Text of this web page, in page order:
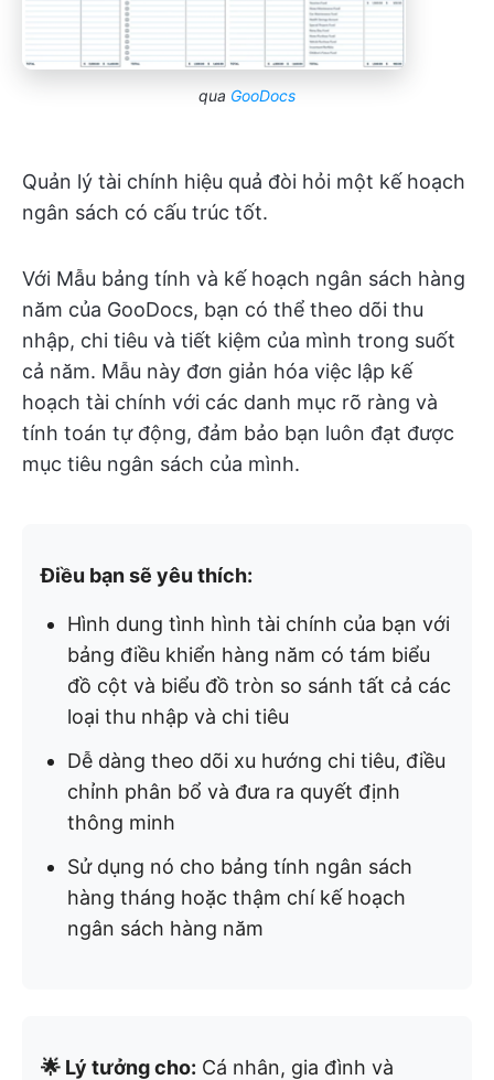
qua GooDocs
Quản lý tài chính hiệu quả đòi hỏi một kế hoạch
ngân sách có cấu trúc tốt.
Với Mẫu bảng tính và kế hoạch ngân sách hàng
năm của GooDocs, bạn có thể theo dõi thu
nhập, chi tiêu và tiết kiệm của mình trong suốt
cả năm. Mẫu này đơn giản hóa việc lập kế
hoạch tài chính với các danh mục rõ ràng và
tính toán tự động, đảm bảo bạn luôn đạt được
mục tiêu ngân sách của mình.
Điều bạn sẽ yêu thích:
Hình dung tình hình tài chính của bạn với
bảng điều khiển hàng năm có tám biểu
đồ cột và biểu đồ tròn so sánh tất cả các
loại thu nhập và chi tiêu
Dễ dàng theo dõi xu hướng chi tiêu, điều
chỉnh phân bổ và đưa ra quyết định
thông minh
Sử dụng nó cho bảng tính ngân sách
hàng tháng hoặc thậm chí kế hoạch
ngân sách hàng năm
🌟 Lý tưởng cho: Cá nhân, gia đình và